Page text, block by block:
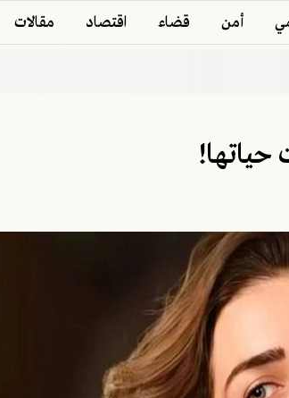
أمن قضاء اقتصاد مقالات